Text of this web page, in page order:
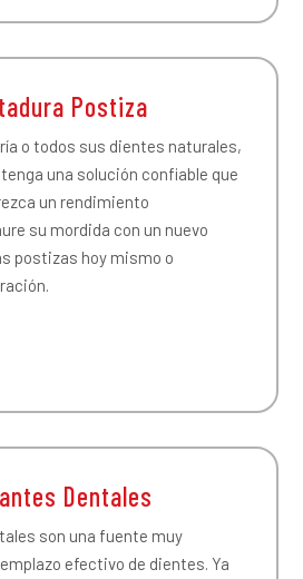
Postiza
o todos sus dientes naturales,
una solución confiable que
un rendimiento
su mordida con un nuevo
postizas hoy mismo o
Dentales
son una fuente muy
efectivo de dientes. Ya